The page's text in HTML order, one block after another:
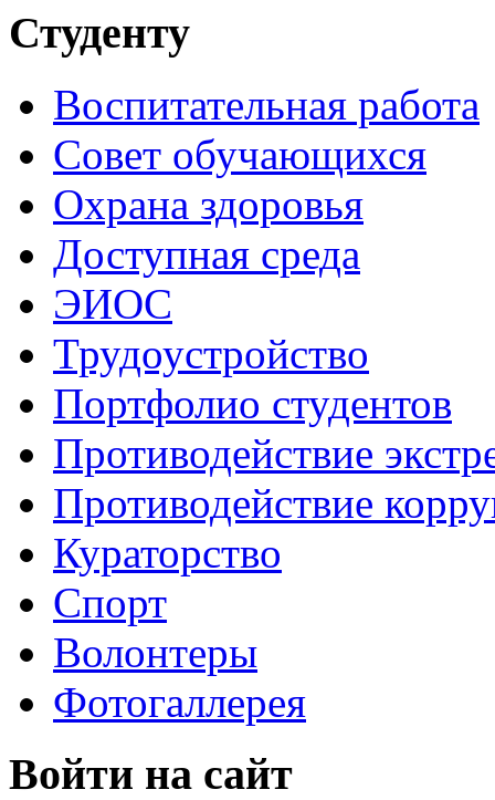
Студенту
Воспитательная работа
Совет обучающихся
Охрана здоровья
Доступная среда
ЭИОС
Трудоустройство
Портфолио студентов
Противодействие
Противодействие
Кураторство
Спорт
Волонтеры
Фотогаллерея
Войти на сайт